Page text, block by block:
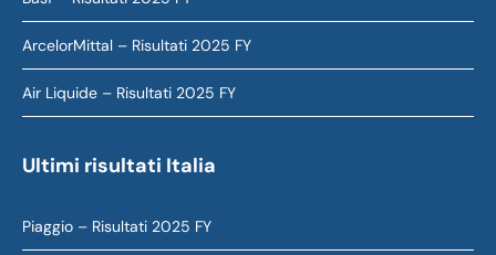
ArcelorMittal – Risultati 2025 FY
Air Liquide – Risultati 2025 FY
Ultimi risultati Italia
Piaggio – Risultati 2025 FY